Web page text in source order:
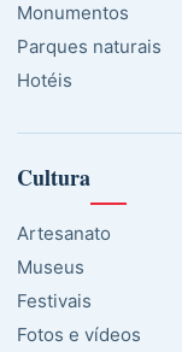
Monumentos
Parques naturais
Hotéis
Cultura
Artesanato
Museus
Festivais
Fotos e vídeos